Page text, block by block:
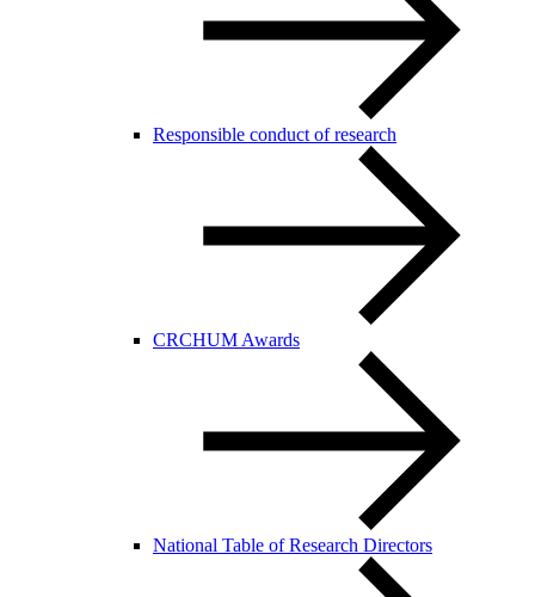
Responsible conduct of research
CRCHUM Awards
National Table of Research Directors